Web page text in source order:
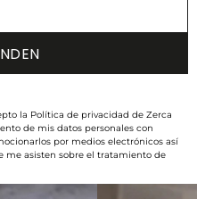
la Política de privacidad de Zerca
de mis datos personales con
por medios electrónicos así
me asisten sobre el tratamiento de